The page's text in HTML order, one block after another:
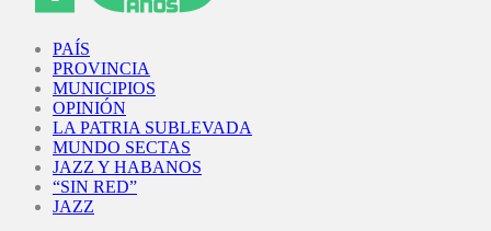
PAÍS
PROVINCIA
MUNICIPIOS
OPINIÓN
LA PATRIA SUBLEVADA
MUNDO SECTAS
JAZZ Y HABANOS
“SIN RED”
JAZZ